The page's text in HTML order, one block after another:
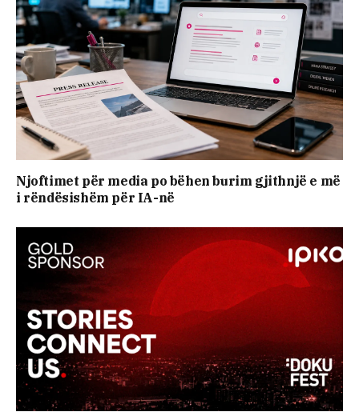
Njoftimet për media po bëhen burim gjithnjë e më
i rëndësishëm për IA-në